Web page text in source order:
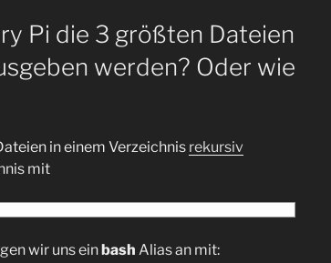
Pi die 3 größten Dateien
werden? Oder wie
in einem Verzeichnis rekursiv
mit
wir uns ein bash Alias an mit: